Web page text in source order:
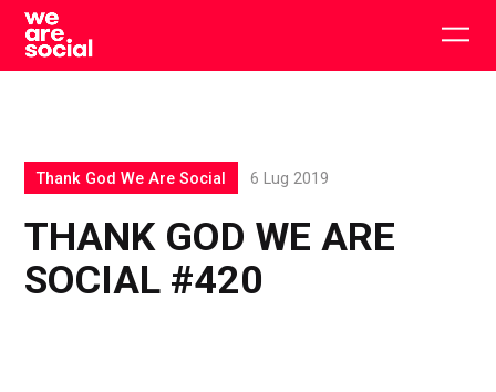
Skip
content
THANK GOD WE ARE
SOCIAL #420
Thank God We Are Social 6 Lug 2019